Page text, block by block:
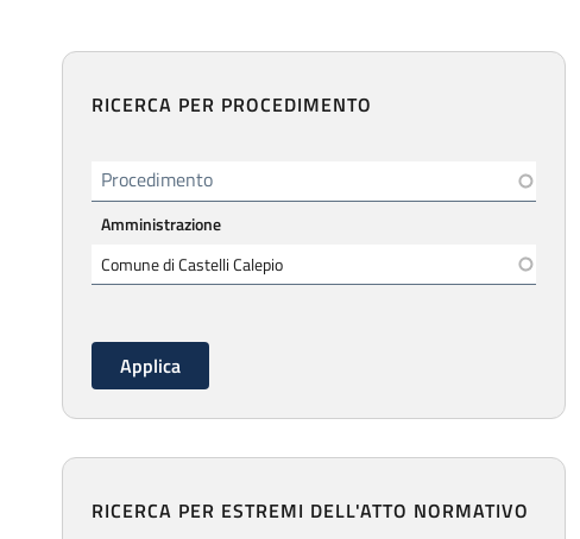
RICERCA PER PROCEDIMENTO
Procedimento
Amministrazione
RICERCA PER ESTREMI DELL'ATTO NORMATIVO